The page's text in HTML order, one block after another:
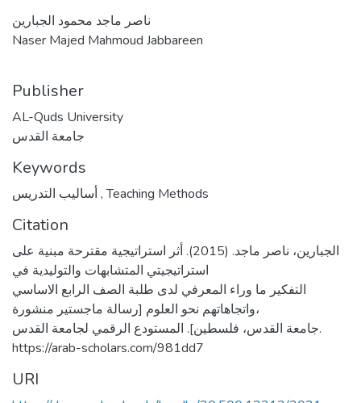
ناصر ماجد محمود الجبارين
Naser Majed Mahmoud Jabbareen
Publisher
AL-Quds University
جامعة القدس
Keywords
,Teaching Methods
Citation
الجبارين، ناصر ماجد. (2015). أثر استراتيجية مقترحة مبنية على
استراتيجيتي المتشابهات والتوليدية في
التفكير ما وراء المعرفي لدى طلبة الصف الرابع الاساسي
واتجاهاتهم نحو العلوم [رسالة ماجستير منشورة،
جامعة القدس، فلسطين]. المستودع الرقمي لجامعة القدس.
https://arab-scholars.com/981dd7
URI